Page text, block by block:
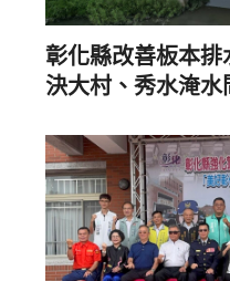
彰化縣改善板本
決大村、秀水淹水